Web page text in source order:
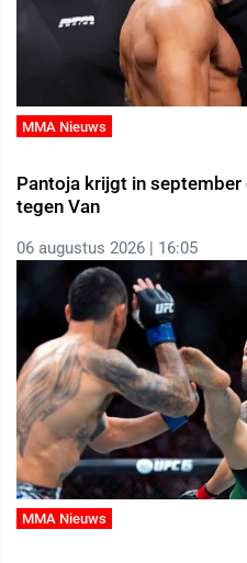
MMA Nieuws
Pantoja krijgt in
tegen Van
06 augustus 2026 | 16:05
MMA Nieuws